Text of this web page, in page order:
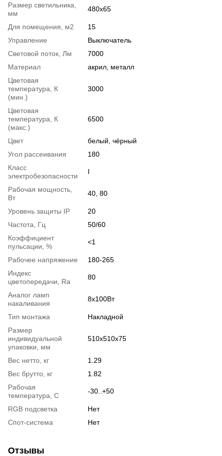
Размер светильника,
мм
480х65
Для помещения, м2
15
Управление
Выключатель
Световой поток, Лм
7000
Материал
акрил, металл
Цветовая
температура, К
(мин.)
3000
Цветовая
температура, К
(макс.)
6500
Цвет
белый, чёрный
Угол рассеивания
180
Класс
электробезопасности
І
Рабочая мощность,
Вт
40, 80
Уровень защиты IP
20
Частота, Гц
50/60
Коэффициент
пульсации, %
<1
Рабочее напряжение
180-265
Индекс
цветопередачи, Ra
80
Аналог ламп
накаливания
8х100Вт
Тип монтажа
Накладной
Размер
индивидуальной
упаковки, мм
510x510x75
Вес нетто, кг
1.29
Вес брутто, кг
1.82
Рабочая
температура, С
-30..+50
RGB подсветка
Нет
Спот-система
Нет
Отзывы